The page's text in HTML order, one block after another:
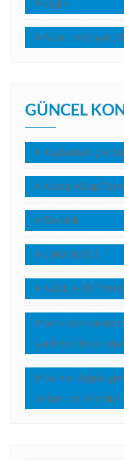
Login
Nasıl Hristiyan
GÜNCEL
Kuşlardan çok
Kutsal Kitap
Tanıklık
LUKA İNCİLİ
NASIL
Seni ben
yardım edecek
İsa’nın dağda
anlamı ve önemini